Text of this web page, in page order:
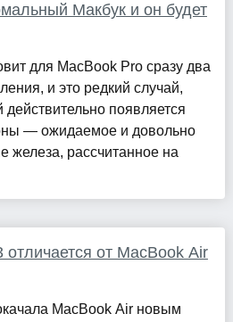
Макбук и он будет
для MacBook Pro сразу два
и это редкий случай,
действительно появляется
— ожидаемое и довольно
железа, рассчитанное на
от MacBook Air
MacBook Air новым